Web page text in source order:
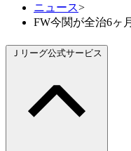
ニュース>
FW今関が全治6ヶ
Ｊリーグ公式サービス